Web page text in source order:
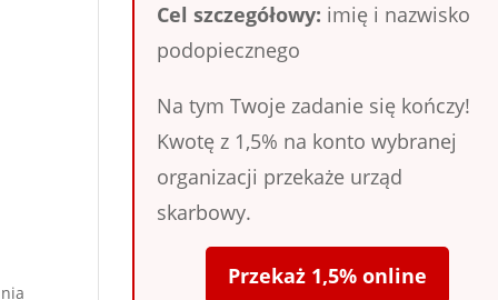
Cel szczegółowy: imię i nazwisko
podopiecznego
Na tym Twoje zadanie się kończy!
Kwotę z 1,5% na konto wybranej
organizacji przekaże urząd
skarbowy.
Przekaż 1,5% online